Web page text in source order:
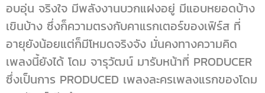
อบอุ่น จริงใจ มีพลังงานบวกแฝงอยู่ มีแอบหยอดบ้าง
เขินบ้าง ซึ่งก็ความตรงกับคาแรกเตอร์ของเฟิร์ส ที่
อายุยังน้อยแต่ก็มีโหมดจริงจัง มั่นคงทางความคิด
เพลงนี้ยังได้ โดม จารุวัฒน์ มารับหน้าที่ PRODUCER
ซึ่งเป็นการ PRODUCED เพลงละครเพลงแรกของโดม